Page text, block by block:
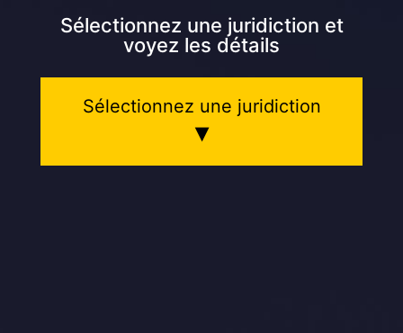
Sélectionnez une juridiction et
voyez les détails
Sélectionnez une juridiction
▾